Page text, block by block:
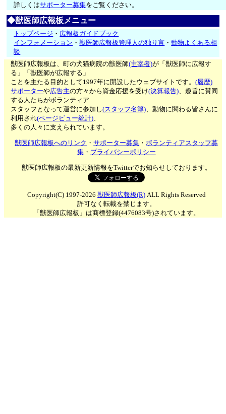
詳しくはサポーター募集をご覧ください。
◆獣医師広報板メニュー
トップページ ・ 広報板ガイドブック
インフォメーション ・獣医師広報板管理人の独り言 ・動物よくある相
談
獣医師広報板は、町の犬猫病院の獣医師(主宰者)が「獣医師に広報す
る」「獣医師が広報する」
ことを主たる目的として1997年に開設したウェブサイトです。(履歴)
サポーターや広告主の方々から資金応援を受け(決算報告)、趣旨に賛同
する人たちがボランティア
スタッフとなって運営に参加し(スタッフ名簿)、動物に関わる皆さんに
利用され(ページビュー統計)、
多くの人々に支えられています。
獣医師広報板へのリンク ・サポーター募集 ・ボランティアスタッフ募
集・ プライバシーポリシー
獣医師広報板の最新更新情報をTwitterでお知らせしております。
Copyright(C) 1997-2026 獣医師広報板(R)ALL Rights Reserved
許可なく転載を禁じます。
「獣医師広報板」は商標登録(4476083号)されています。